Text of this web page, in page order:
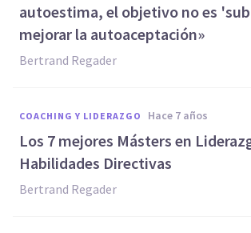
autoestima, el objetivo no es
mejorar la autoaceptación»
Bertrand Regader
COACHING Y LIDERAZGO hace 7 años
Los 7 mejores Másters en
Habilidades Directivas
Bertrand Regader